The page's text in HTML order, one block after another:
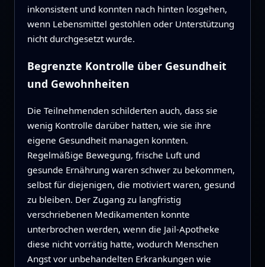
inkonsistent und konnten nach hinten losgehen,
wenn Lebensmittel gestohlen oder Unterstützung
nicht durchgesetzt wurde.
Begrenzte Kontrolle über Gesundheit
und Gewohnheiten
Die Teilnehmenden schilderten auch, dass sie
wenig Kontrolle darüber hatten, wie sie ihre
eigene Gesundheit managen konnten.
Regelmäßige Bewegung, frische Luft und
gesunde Ernährung waren schwer zu bekommen,
selbst für diejenigen, die motiviert waren, gesund
zu bleiben. Der Zugang zu langfristig
verschriebenen Medikamenten konnte
unterbrochen werden, wenn die Jail-Apotheke
diese nicht vorrätig hatte, wodurch Menschen
Angst vor unbehandelten Erkrankungen wie